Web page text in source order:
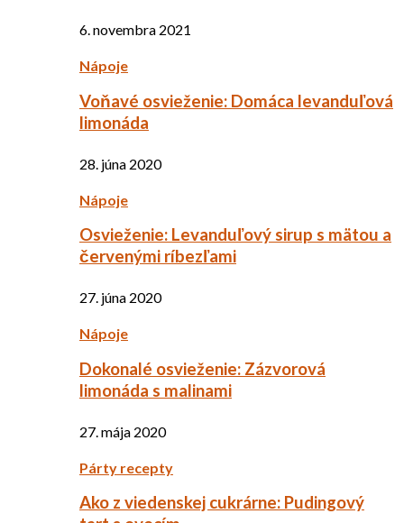
6. novembra 2021
Nápoje
Voňavé osvieženie: Domáca levanduľová
limonáda
28. júna 2020
Nápoje
Osvieženie: Levanduľový sirup s mätou a
červenými ríbezľami
27. júna 2020
Nápoje
Dokonalé osvieženie: Zázvorová
limonáda s malinami
27. mája 2020
Párty recepty
Ako z viedenskej cukrárne: Pudingový